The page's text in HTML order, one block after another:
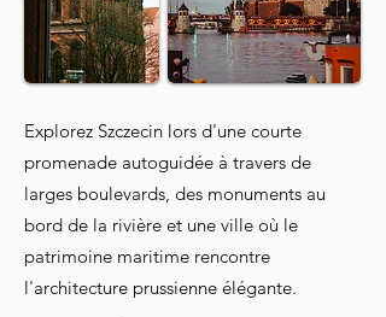
Explorez Szczecin lors d'une courte
promenade autoguidée à travers de
larges boulevards, des monuments au
bord de la rivière et une ville où le
patrimoine maritime rencontre
l'architecture prussienne élégante.